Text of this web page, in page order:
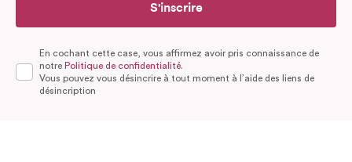
S'inscrire
En cochant cette case, vous affirmez avoir pris connaissance de
notre Politique de confidentialité.
Vous pouvez vous désincrire à tout moment à l’aide des liens de
désincription